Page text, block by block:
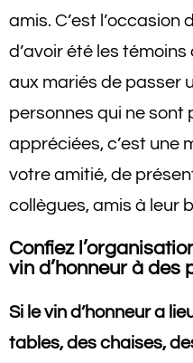
amis. C’est l’occasion
d’avoir été les
aux mariés de passer
personnes qui ne sont
appréciées, c’est une
votre amitié, de
collègues, amis à leur
Confiez
vin d’honneur à des
Si le vin d’honneur a
tables, des chaises,